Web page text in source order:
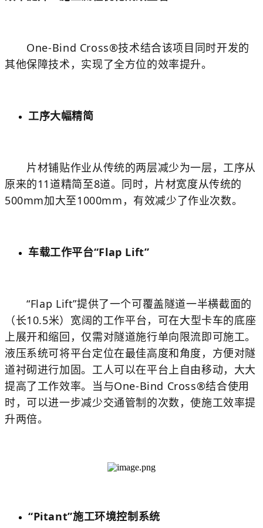
One-Bind Cross®技术结合该项目同时开发的
其他保障技术，实现了全方位的效率提升。
工序大幅精简
片材铺贴作业从传统的两层减少为一层，工序从
原来的11道精简至8道。同时，片材宽度从传统的
500mm加大至1000mm，有效减少了作业次数。
车载工作平台“Flap Lift”
“Flap Lift”提供了一个可覆盖隧道一半横截面的
（长10.5米）宽阔的工作平台，可在大型卡车的底座
上展开和缩回，仅需对隧道施行单向限流即可施工。
液压系统可将平台定位在最佳高度和角度，方便对隧
道衬砌进行加固。工人可以在平台上自由移动，大大
提高了工作效率。当与One-Bind Cross®结合使用
时，可以进一步减少交通管制的次数，使施工效率提
升两倍。
“Pitant”施工环境控制系统